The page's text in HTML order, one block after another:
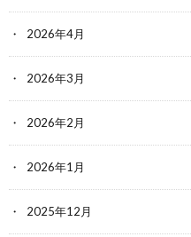
2026年4月
2026年3月
2026年2月
2026年1月
2025年12月